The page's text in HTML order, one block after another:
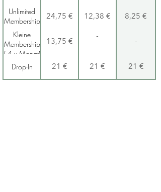
Unlimited
Membership
24,75 € 12,38 € 8,25 €
Kleine
Membership
( 4 x Monat)
13,75 €
-
-
Drop-In 21 € 21 € 21 €